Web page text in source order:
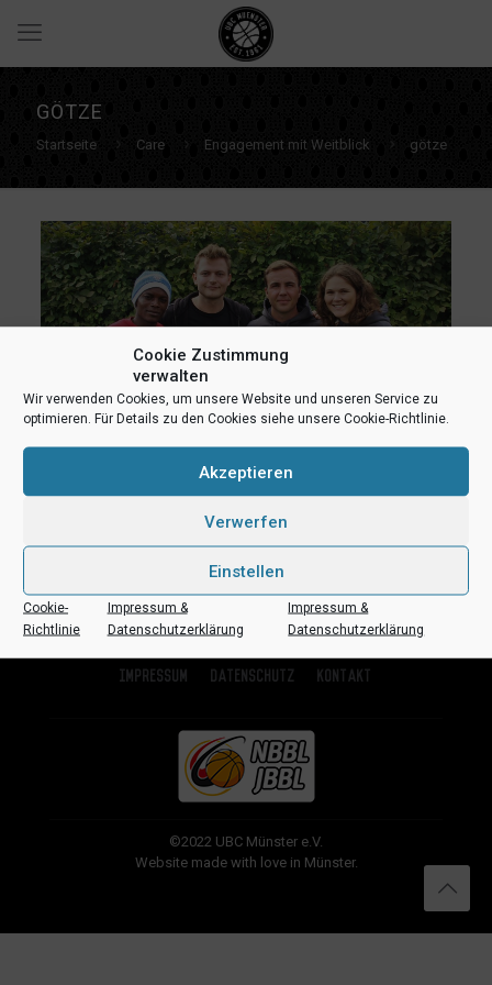
Cookie Zustimmung
verwalten
Wir verwenden Cookies, um unsere Website und unseren Service zu
optimieren. Für Details zu den Cookies siehe unsere Cookie-Richtlinie.
Akzeptieren
Verwerfen
Einstellen
Cookie-
Richtlinie
Impressum &
Datenschutzerklärung
Impressum &
Datenschutzerklärung
GÖTZE
Startseite Care Engagement mit Weitblick götze
Impressum Datenschutz Kontakt
©2022 UBC Münster e.V.
Website made with love in Münster.